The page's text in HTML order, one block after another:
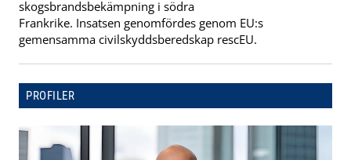
skogsbrandsbekämpning i södra
Frankrike. Insatsen genomfördes genom EU:s
gemensamma civilskyddsberedskap rescEU.
PROFILER